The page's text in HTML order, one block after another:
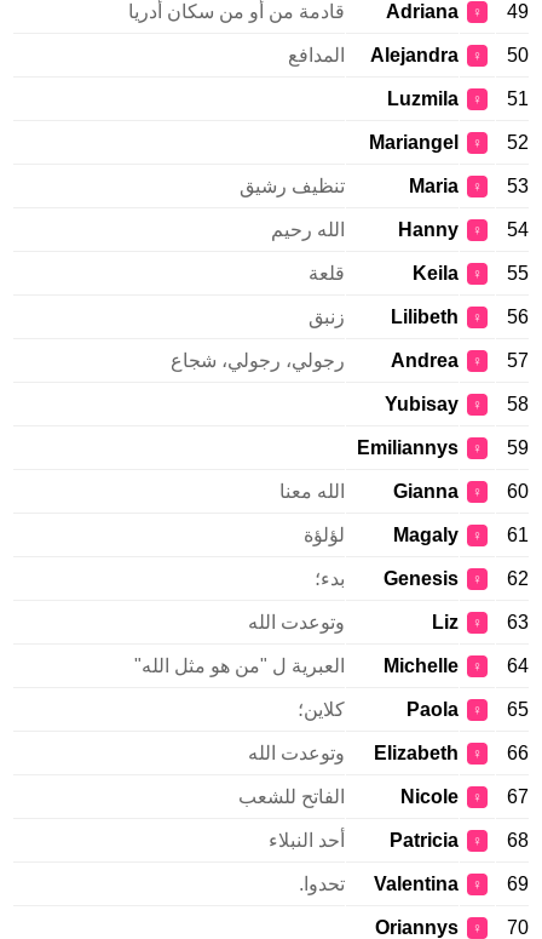
49
♀
Adriana قادمة من أو من سكان أدريا
50
♀
Alejandra المدافع
51
♀
Luzmila
52
♀
Mariangel
53
♀
Maria تنظيف رشيق
54
♀
Hanny الله رحيم
55
♀
Keila قلعة
56
♀
Lilibeth زنبق
57
♀
Andrea رجولي، رجولي، شجاع
58
♀
Yubisay
59
♀
Emiliannys
60
♀
Gianna الله معنا
61
♀
Magaly لؤلؤة
62
♀
Genesis بدء؛
63
♀
Liz وتوعدت الله
64
♀
Michelle العبرية ل "من هو مثل الله"
65
♀
Paola كلاين؛
66
♀
Elizabeth وتوعدت الله
67
♀
Nicole الفاتح للشعب
68
♀
Patricia أحد النبلاء
69
♀
Valentina تحدوا.
70
♀
Oriannys